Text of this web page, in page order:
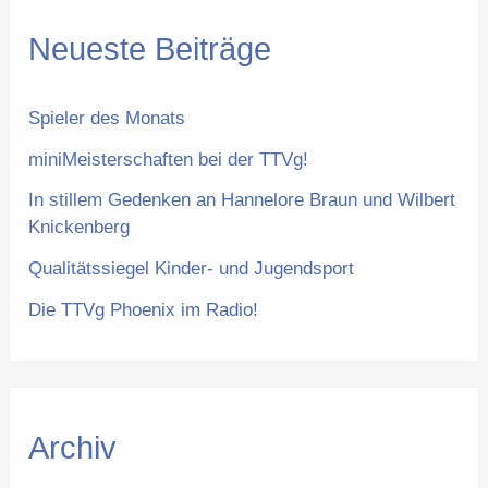
e
n
a
c
h
:
Neueste Beiträge
Spieler des Monats
miniMeisterschaften bei der TTVg!
In stillem Gedenken an Hannelore Braun und Wilbert
Knickenberg
Qualitätssiegel Kinder- und Jugendsport
Die TTVg Phoenix im Radio!
Archiv